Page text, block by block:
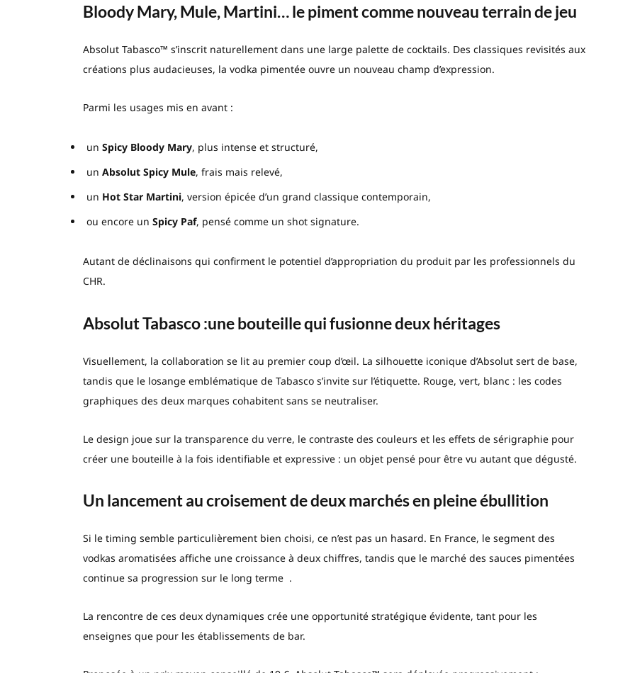
Bloody Mary, Mule, Martini… le piment comme nouveau terrain de jeu
Absolut Tabasco™ s’inscrit naturellement dans une large palette de cocktails. Des classiques revisités aux
créations plus audacieuses, la vodka pimentée ouvre un nouveau champ d’expression.
Parmi les usages mis en avant :
un Spicy Bloody Mary, plus intense et structuré,
un Absolut Spicy Mule, frais mais relevé,
un Hot Star Martini, version épicée d’un grand classique contemporain,
ou encore un Spicy Paf, pensé comme un shot signature.
Autant de déclinaisons qui confirment le potentiel d’appropriation du produit par les professionnels du
CHR.
Absolut Tabasco :une bouteille qui fusionne deux héritages
Visuellement, la collaboration se lit au premier coup d’œil. La silhouette iconique d’Absolut sert de base,
tandis que le losange emblématique de Tabasco s’invite sur l’étiquette. Rouge, vert, blanc : les codes
graphiques des deux marques cohabitent sans se neutraliser.
Le design joue sur la transparence du verre, le contraste des couleurs et les effets de sérigraphie pour
créer une bouteille à la fois identifiable et expressive : un objet pensé pour être vu autant que dégusté.
Un lancement au croisement de deux marchés en pleine ébullition
Si le timing semble particulièrement bien choisi, ce n’est pas un hasard. En France, le segment des
vodkas aromatisées affiche une croissance à deux chiffres, tandis que le marché des sauces pimentées
continue sa progression sur le long terme .
La rencontre de ces deux dynamiques crée une opportunité stratégique évidente, tant pour les
enseignes que pour les établissements de bar.